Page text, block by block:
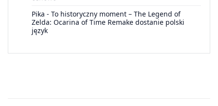
Pika - To historyczny moment – The Legend of
Zelda: Ocarina of Time Remake dostanie polski
język